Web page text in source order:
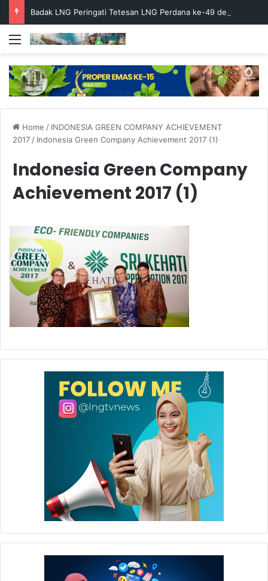
Menu
Home / INDONESIA GREEN COMPANY ACHIEVEMENT
2017/ Indonesia Green Company Achievement 2017 (1)
Indonesia Green Company
Achievement 2017 (1)